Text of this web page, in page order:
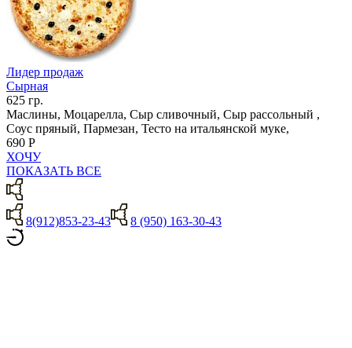
Лидер продаж
Сырная
625 гр.
Маслины, Моцарелла, Сыр сливочный, Сыр рассольный ,
Соус пряный, Пармезан, Тесто на итальянской муке,
690 Р
ХОЧУ
ПОКАЗАТЬ ВСЕ
8(912)853-23-43 8 (950) 163-30-43